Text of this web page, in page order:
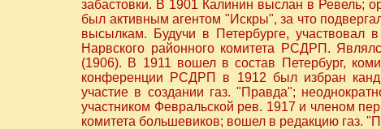
забастовки. В 1901 Калинин выслан в Ревель;
был активным агентом "Искры", за что
высылкам. Будучи в Петербурге,
Нарвского районного комитета РСДРП.
(1906). В 1911 вошел в состав Петербург,
конференции РСДРП в 1912 был избран
участие в создании газ. "Правда";
участником Февральской рев. 1917 и членом
комитета большевиков; вошел в редакцию газ.